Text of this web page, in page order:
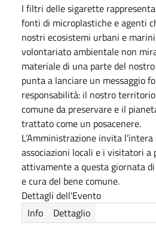
I filtri delle sigarette
fonti di microplastiche e agenti
nostri ecosistemi urbani e
volontariato ambientale non
materiale di una parte del
punta a lanciare un messaggio
responsabilità: il nostro
comune da preservare e il
trattato come un posacenere.
L’Amministrazione invita
associazioni locali e i visitatori a
attivamente a questa giornata
e cura del bene comune.
Dettagli dell'Evento
Info
Dettaglio